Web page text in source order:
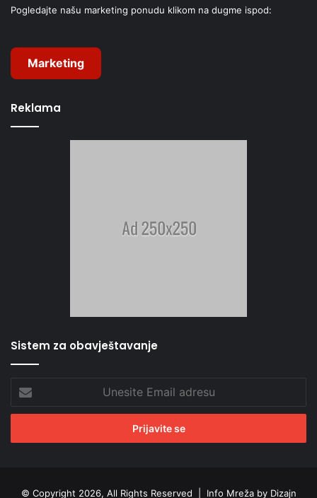
Pogledajte našu marketing ponudu klikom na dugme ispod:
Marketing
Reklama
Sistem za obavještavanje
Email
adresu
© Copyright 2026, All Rights Reserved | Info Mreža by Dizajn